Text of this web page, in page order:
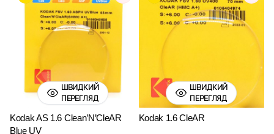
ШВИДКИЙ
ПЕРЕГЛЯД
Kodak AS 1.6 Clean’N’CleAR
Blue UV
ШВИДКИЙ
ПЕРЕГЛЯД
Kodak 1.6 CleAR